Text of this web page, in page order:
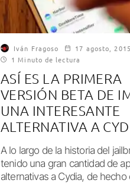
Iván Fragoso
17 agosto, 2015
1 Minuto de lectura
ASÍ ES LA PRIMERA
VERSIÓN BETA DE
UNA INTERESANTE
ALTERNATIVA A
A lo largo de la historia del
tenido una gran cantidad de
alternativas a Cydia, de hecho